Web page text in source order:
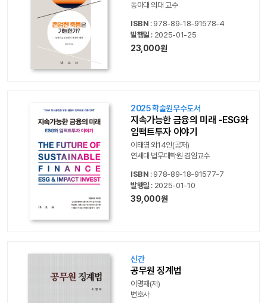
동아대 의대 교수
ISBN : 978-89-18-91578-4
발행일 : 2025-01-25
23,000원
2025 학술원우수도서
지속가능한 금융의 미래 -ESG와
임팩트투자 이야기
이태영 외14인(공저)
연세대 법무대학원 겸임교수
ISBN : 978-89-18-91577-7
발행일 : 2025-01-10
39,000원
신간
공무원 징계법
이명재(저)
변호사